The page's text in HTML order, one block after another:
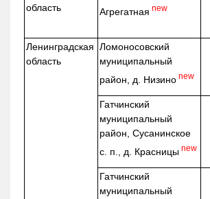
область
Агрегатная new
Ленинградская
область
Ломоносовский
муниципальный
район, д. Низино new
Гатчинский
муниципальный
район, Сусанинское
с. п., д. Красницы new
Гатчинский
муниципальный